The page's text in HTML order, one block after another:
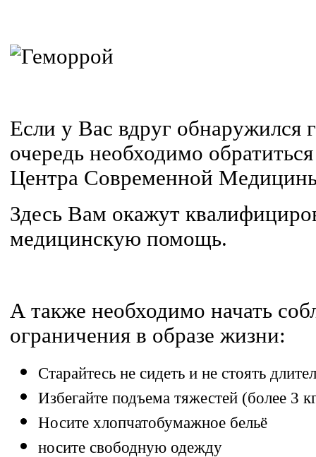
Если у Вас вдруг
очередь необходимо
Центра Современной
Здесь Вам окажут
медицинскую помощь.
А также необходимо начать
ограничения в образе жизни:
Старайтесь не сидеть и не стоять
Избегайте подъема тяжестей (более 3
Носите хлопчатобумажное бельё
носите свободную одежду